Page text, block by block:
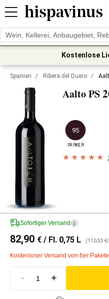
Kostenlose
Spanien / Ribera del Duero /
Aalto PS
95
PARKER
Sofortiger Versand i
82,90 € / Fl. 0,75 L (110,53
Kostenloser Versand von 6er
- +